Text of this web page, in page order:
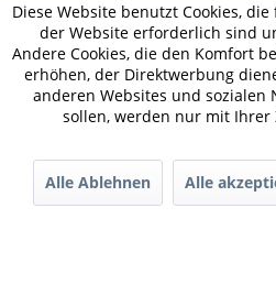
Diese Website benutzt Cookies,
der Website erforderlich sind
Andere Cookies, die den Komfort
erhöhen, der Direktwerbung
anderen Websites und sozialen
sollen, werden nur mit Ihrer
Alle Ablehnen Alle